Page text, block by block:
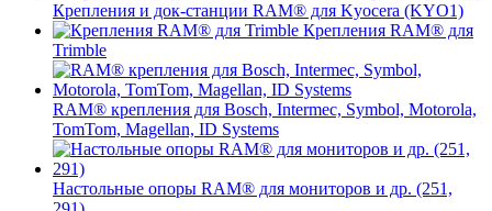
Крепления и док-станции RAM® для Kyocera (KYO1)
Крепления RAM® для
Trimble
RAM® крепления для Bosch, Intermec, Symbol, Motorola,
TomTom, Magellan, ID Systems
Настольные опоры RAM® для мониторов и др. (251,